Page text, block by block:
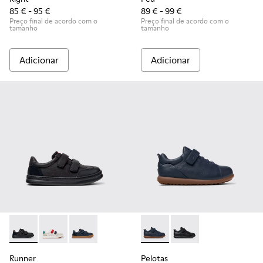
85 € - 95 €
Preço final de acordo com o
tamanho
Adicionar
89 € - 99 €
Preço final de acordo com o
tamanho
Adicionar
Runner - K800652-001 - Sapatilhas pretas em pele e
Runner - K800652-007
Runner - K800652-003
Runner
Pelotas - K800316-004 -
Pelotas - K800316-
Pelotas